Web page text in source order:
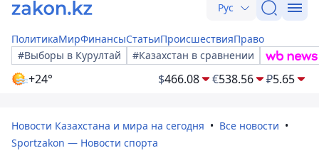
Рус
ПолитикаМирФинансыСтатьиПроисшествияПраво
#Выборы в Курултай
#Казахстан в сравнении
+24° $466.08 €538.56 ₽5.65
Новости Казахстана и мира на сегодня
Все новости
Sportzakon — Новости спорта